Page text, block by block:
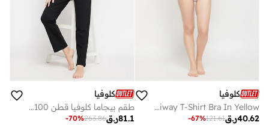
كلوفيا
Clovia Padded Non-Wired Full Cup Floral Print Multiway T-Shirt Bra In Yellow
ر.ق40.62
121.61
-67%
كلوفيا
طقم بيجاما كلوفيا قطن 100% بطبعة جرافيك سماوي وبيجاما أساسية سوداء
ر.ق81.1
263.86
-70%